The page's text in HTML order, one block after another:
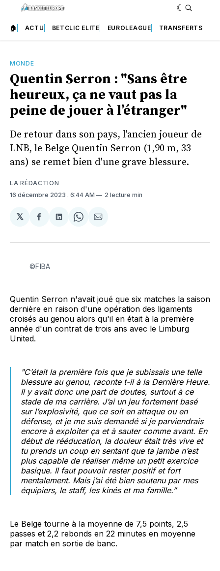
🏠 ACTU BETCLIC ELITE EUROLEAGUE TRANSFERTS
MONDE
Quentin Serron : "Sans être
heureux, ça ne vaut pas la
peine de jouer à l’étranger"
De retour dans son pays, l'ancien joueur de
LNB, le Belge Quentin Serron (1,90 m, 33
ans) se remet bien d'une grave blessure.
LA RÉDACTION
16 décembre 2023 . 6:44 AM 2 lecture min
𝕏
Partager
Facebook
Partager
LinkedIn
Share
WhatsApp
Partager
Courriel
©FIBA
Quentin Serron n'avait joué que six matches la saison
dernière en raison d'une opération des ligaments
croisés au genou alors qu'il en était à la première
année d'un contrat de trois ans avec le Limburg
United.
"C’était la première fois que je subissais une telle
blessure au genou, raconte t-il à la Dernière Heure.
Il y avait donc une part de doutes, surtout à ce
stade de ma carrière. J’ai un jeu fortement basé
sur l’explosivité, que ce soit en attaque ou en
défense, et je me suis demandé si je parviendrais
encore à exploiter ça et à sauter comme avant. En
début de rééducation, la douleur était très vive et
tu prends un coup en sentant que ta jambe n’est
plus capable de réaliser même un petit exercice
basique. Il faut pouvoir rester positif et fort
mentalement. Mais j’ai été bien soutenu par mes
équipiers, le staff, les kinés et ma famille.”
Le Belge tourne à la moyenne de 7,5 points, 2,5
passes et 2,2 rebonds en 22 minutes en moyenne
par match en sortie de banc.